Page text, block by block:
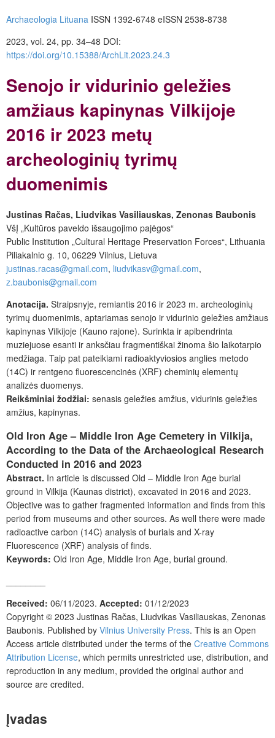
Archaeologia Lituana ISSN 1392-6748 eISSN 2538-8738
2023, vol. 24, pp. 34–48 DOI:
https://doi.org/10.15388/ArchLit.2023.24.3
Senojo ir vidurinio geležies
amžiaus kapinynas Vilkijoje
2016 ir 2023 metų
archeologinių tyrimų
duomenimis
Justinas Račas, Liudvikas Vasiliauskas, Zenonas Baubonis
VšĮ „Kultūros paveldo išsaugojimo pajėgos“
Public Institution „Cultural Heritage Preservation Forces“, Lithuania
Piliakalnio g. 10, 06229 Vilnius, Lietuva
justinas.racas@gmail.com, liudvikasv@gmail.com,
z.baubonis@gmail.com
Anotacija. Straipsnyje, remiantis 2016 ir 2023 m. archeologinių
tyrimų duomenimis, aptariamas senojo ir vidurinio geležies amžiaus
kapinynas Vilkijoje (Kauno rajone). Surinkta ir apibendrinta
muziejuose esanti ir anksčiau fragmentiškai žinoma šio laikotarpio
medžiaga. Taip pat pateikiami radioaktyviosios anglies metodo
(14C) ir rentgeno fluorescencinės (XRF) cheminių elementų
analizės duomenys.
Reikšminiai žodžiai: senasis geležies amžius, vidurinis geležies
amžius, kapinynas.
Old Iron Age – Middle Iron Age Cemetery in Vilkija,
According to the Data of the Archaeological Research
Conducted in 2016 and 2023
Abstract. In article is discussed Old – Middle Iron Age burial
ground in Vilkija (Kaunas district), excavated in 2016 and 2023.
Objective was to gather fragmented information and finds from this
period from museums and other sources. As well there were made
radioactive carbon (14C) analysis of burials and X-ray
Fluorescence (XRF) analysis of finds.
Keywords: Old Iron Age, Middle Iron Age, burial ground.
Received: 06/11/2023. Accepted: 01/12/2023
Copyright © 2023 Justinas Račas, Liudvikas Vasiliauskas, Zenonas
Baubonis. Published by Vilnius University Press. This is an Open
Access article distributed under the terms of the Creative Commons
Attribution License, which permits unrestricted use, distribution, and
reproduction in any medium, provided the original author and
source are credited.
Įvadas